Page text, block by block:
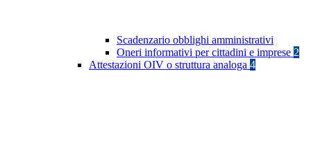
Scadenzario obblighi amministrativi
Oneri informativi per cittadini e imprese 2
Attestazioni OIV o struttura analoga 4